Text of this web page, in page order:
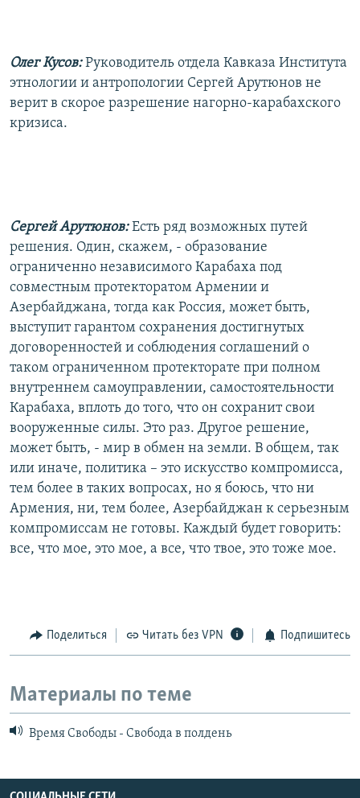
Олег Кусов:Руководитель отдела Кавказа Института
этнологии и антропологии Сергей Арутюнов не
верит в скорое разрешение нагорно-карабахского
кризиса.
Сергей Арутюнов:Есть ряд возможных путей
решения. Один, скажем, - образование
ограниченно независимого Карабаха под
совместным протекторатом Армении и
Азербайджана, тогда как Россия, может быть,
выступит гарантом сохранения достигнутых
договоренностей и соблюдения соглашений о
таком ограниченном протекторате при полном
внутреннем самоуправлении, самостоятельности
Карабаха, вплоть до того, что он сохранит свои
вооруженные силы. Это раз. Другое решение,
может быть, - мир в обмен на земли. В общем, так
или иначе, политика – это искусство компромисса,
тем более в таких вопросах, но я боюсь, что ни
Армения, ни, тем более, Азербайджан к серьезным
компромиссам не готовы. Каждый будет говорить:
все, что мое, это мое, а все, что твое, это тоже мое.
Поделиться Читать без VPN Подпишитесь
Материалы по теме
Время Свободы - Свобода в полдень